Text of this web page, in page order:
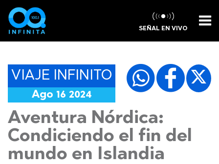
SEÑAL EN VIVO
VIAJE INFINITO
Ago 16 2024
Aventura Nórdica:
Condiciendo el fin del
mundo en Islandia